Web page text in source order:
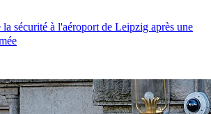
sécurité à l'aéroport de Leipzig après une